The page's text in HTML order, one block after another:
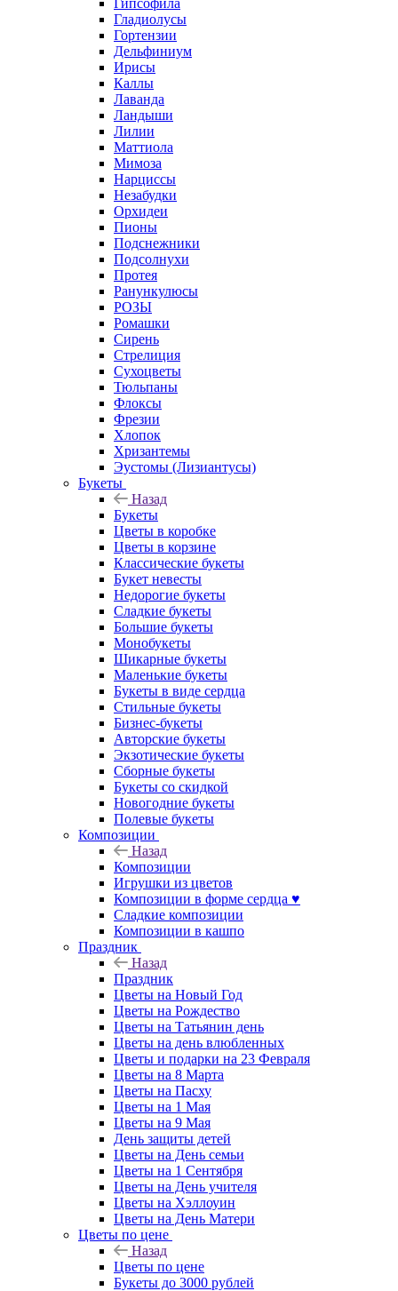
Гипсофила
Гладиолусы
Гортензии
Дельфиниум
Ирисы
Каллы
Лаванда
Ландыши
Лилии
Маттиола
Мимоза
Нарциссы
Незабудки
Орхидеи
Пионы
Подснежники
Подсолнухи
Протея
Ранункулюсы
РОЗЫ
Ромашки
Сирень
Стрелиция
Сухоцветы
Тюльпаны
Флоксы
Фрезии
Хлопок
Хризантемы
Эустомы (Лизиантусы)
Букеты
Назад
Букеты
Цветы в коробке
Цветы в корзине
Классические букеты
Букет невесты
Недорогие букеты
Сладкие букеты
Большие букеты
Монобукеты
Шикарные букеты
Маленькие букеты
Букеты в виде сердца
Стильные букеты
Бизнес-букеты
Авторские букеты
Экзотические букеты
Сборные букеты
Букеты со скидкой
Новогодние букеты
Полевые букеты
Композиции
Назад
Композиции
Игрушки из цветов
Композиции в форме сердца ♥
Сладкие композиции
Композиции в кашпо
Праздник
Назад
Праздник
Цветы на Новый Год
Цветы на Рождество
Цветы на Татьянин день
Цветы на день влюбленных
Цветы и подарки на 23 Февраля
Цветы на 8 Марта
Цветы на Пасху
Цветы на 1 Мая
Цветы на 9 Мая
День защиты детей
Цветы на День семьи
Цветы на 1 Сентября
Цветы на День учителя
Цветы на Хэллоуин
Цветы на День Матери
Цветы по цене
Назад
Цветы по цене
Букеты до 3000 рублей